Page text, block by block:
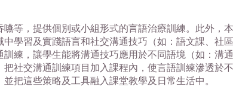
等，提供個別或小組形式的言語治療訓練。此外，
學習及實踐語言和社交溝通技巧（如：語文課、社
練，讓學生能將溝通技巧應用於不同語境（如：溝
社交溝通訓練項目加入課程內，使言語訓練滲透於
把這些策略及工具融入課堂教學及日常生活中。